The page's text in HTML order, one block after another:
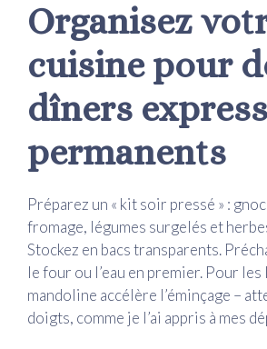
Organisez
cuisine pour
dîners express
permanents
Préparez un « kit soir pressé » :
fromage, légumes surgelés et
Stockez en bacs transparents.
le four ou l’eau en premier. Pour les
mandoline accélère l’éminçage –
doigts, comme je l’ai appris à mes